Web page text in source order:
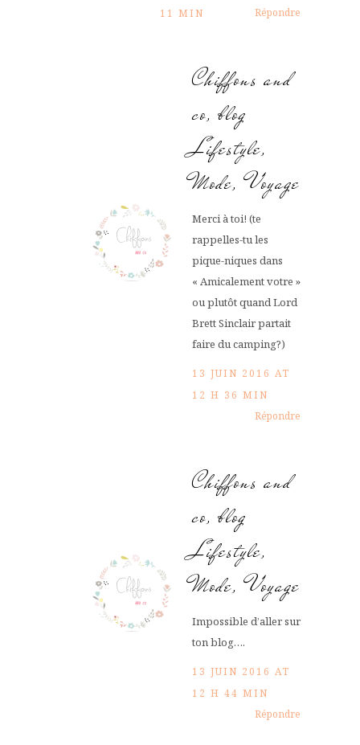
11 MIN
Répondre
Chiffons and
co, blog
Lifestyle,
Mode, Voyage
Merci à toi! (te
rappelles-tu les
pique-niques dans
« Amicalement votre »
ou plutôt quand Lord
Brett Sinclair partait
faire du camping?)
13 JUIN 2016 AT
12 H 36 MIN
Répondre
Chiffons and
co, blog
Lifestyle,
Mode, Voyage
Impossible d’aller sur
ton blog….
13 JUIN 2016 AT
12 H 44 MIN
Répondre